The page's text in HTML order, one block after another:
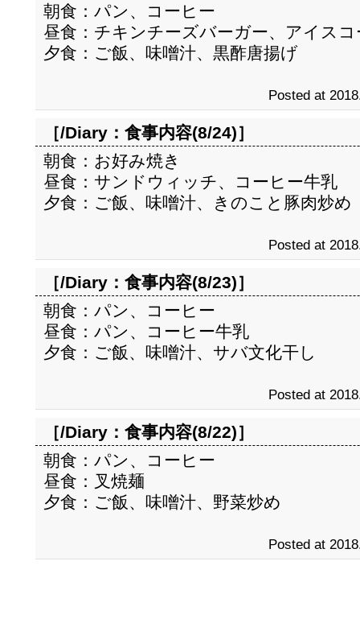
朝食：パン、コーヒー
昼食：チキンチーズバーガー、アイスコ
夕食：ご飯、味噌汁、黒酢唐揚げ
Posted at
［/Diary： 食事内容(8/24)］
朝食：お好み焼き
昼食：サンドウィッチ、コーヒー牛乳
夕食：ご飯、味噌汁、きのこと豚肉炒め
Posted at
［/Diary： 食事内容(8/23)］
朝食：パン、コーヒー
昼食：パン、コーヒー牛乳
夕食：ご飯、味噌汁、サバ文化干し
Posted at
［/Diary： 食事内容(8/22)］
朝食：パン、コーヒー
昼食：叉焼麺
夕食：ご飯、味噌汁、野菜炒め
Posted at